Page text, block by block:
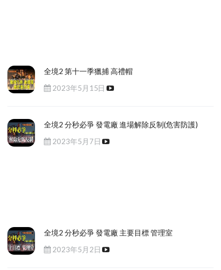
全境2 第十一季獵捕 高禮帽
2023年5月15日
全境2 分秒必爭 發電廠 進場解除反制(危害防護)
2023年5月7日
全境2 分秒必爭 發電廠 主要目標 管理室
2023年5月2日